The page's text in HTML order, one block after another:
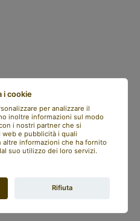
i cookie
per analizzare il
inoltre informazioni sul modo
i nostri partner che si
e pubblicità i quali
informazioni che ha fornito
suo utilizzo dei loro servizi.
Rifiuta